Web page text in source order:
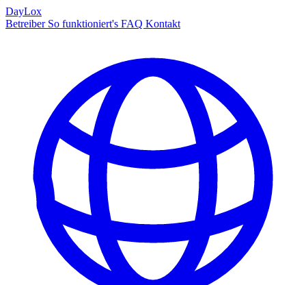
DayLox
Betreiber So funktioniert's FAQ Kontakt